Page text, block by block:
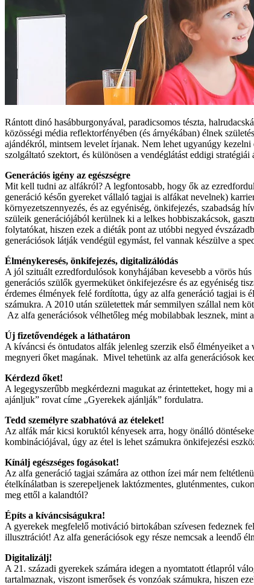
Rántott dinó hasábburgonyával, paradicsomos tészta,
közösségi média reflektorfényében (és árnyékában) élnek
ajándékról, mintsem levelet írjanak. Nem lehet ugyanúgy
szolgáltató szektort, és különösen a vendéglátást eddigi
Generációs igény az egészségre
Mit kell tudni az alfákról? A legfontosabb, hogy ők az
generáció későn gyereket vállaló tagjai is alfákat nevelnek)
környezetszennyezés, és az egyéniség, önkifejezés, szabadság
szüleik generációjából kerülnek ki a lelkes hobbiszakácsok,
folytatókat, hiszen ezek a diéták pont az utóbbi negyed
generációsok látják vendégül egymást, fel vannak készülve a
Élménykeresés, önkifejezés, digitalizálódás
A jól szituált ezredfordulósok konyhájában kevesebb a vörös
generációs szülők gyermeküket önkifejezésre és az egyéniség
érdemes élmények felé fordította, úgy az alfa generáció tagjai
számukra. A 2010 után születettek már semmilyen szállal nem
Az alfa generációsok vélhetőleg még mobilabbak lesznek,
Új fizetővendégek a láthatáron
A kíváncsi és öntudatos alfák jelenleg szerzik első élményeiket
megnyeri őket magának. Mivel tehetünk az alfa generációsok
Kérdezd őket!
A legegyszerűbb megkérdezni magukat az érintetteket, hogy
ajánljuk” rovat címe „Gyerekek ajánlják” fordulatra.
Tedd személyre szabhatóvá az ételeket!
Az alfák már kicsi koruktól kényesek arra, hogy önálló
kombinációjával, úgy az étel is lehet számukra önkifejezési
Kínálj egészséges fogásokat!
Az alfa generáció tagjai számára az otthon ízei már nem
ételkínálatban is szerepeljenek laktózmentes, gluténmentes,
meg ettől a kalandtól?
Építs a kíváncsiságukra!
A gyerekek megfelelő motiváció birtokában szívesen fedeznek
illusztrációt! Az alfa generációsok egy része nemcsak a leendő
Digitalizálj!
A 21. századi gyerekek számára idegen a nyomtatott étlapról
tartalmaznak, viszont ismerősek és vonzóak számukra, hiszen